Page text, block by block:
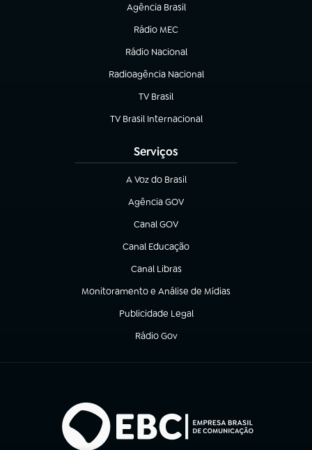
Agência Brasil
(abre em nova aba)
Rádio MEC
Rádio Nacional
(abre em nova aba)
Radioagência Nacional
(abre em nova aba)
TV Brasil
(abre em nova aba)
TV Brasil Internacional
(abre em nova aba)
Serviços
A Voz do Brasil
(abre em nova aba)
Agência GOV
(abre em nova aba)
Canal GOV
(abre em nova aba)
Canal Educação
(abre em nova aba)
Canal Libras
(abre em nova aba)
Monitoramento e Análise de Mídias
(abre em nova aba)
Publicidade Legal
(abre em nova aba)
Rádio Gov
(abre em nova aba)